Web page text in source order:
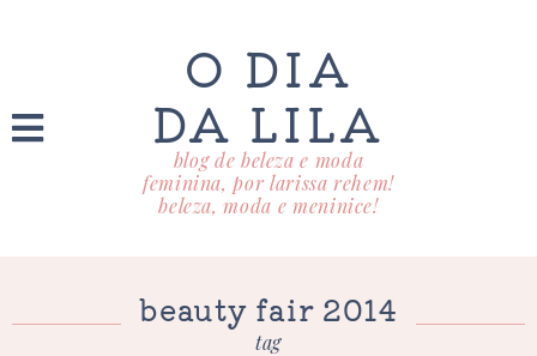
O DIA
DA LILA
blog de beleza e moda
feminina, por larissa rehem!
beleza, moda e meninice!
beauty fair 2014
tag